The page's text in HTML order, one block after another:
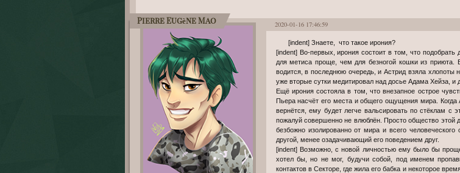
2020-01-16 17:46:59
Pierre Eugène Mao
[indent] Знаете, что такое ирония?
[indent] Во-первых, ирония состоит в том, что
для метиса проще, чем для безногой кошки из приюта.
водится, в последнюю очередь, и Астрид взяла
уже вторые сутки медитировал над досье Адама Хейза, и
Ещё ирония состояла в том, что внезапное острое
Пьера насчёт его места и общего ощущения мира.
вернётся, ему будет легче вальсировать по стёклам
пожалуй совершенно не влюблён. Просто общество этой
безбожно изолированно от мира и всего
другой, менее озадачивающий его поведением друг.
[indent] Возможно, с новой личностью ему было бы
хотел бы, но не мог, будучи собой, под именем
контактов в Секторе, где жила его бабка и некоторое